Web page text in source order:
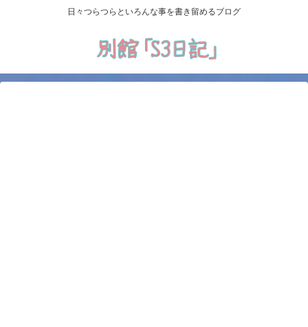
日々つらつらといろんな事を書き留めるブログ